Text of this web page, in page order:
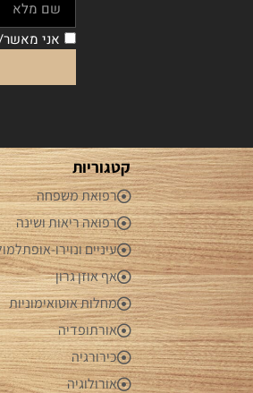
אני
קטגוריות
רפואת משפחה
רפואה ריאות ושינה
עיניים ונוירו-
אף אוזן גרון
מחלות אוטואימוניות
אורתופדיה
כירורגיה
אורולוגיה